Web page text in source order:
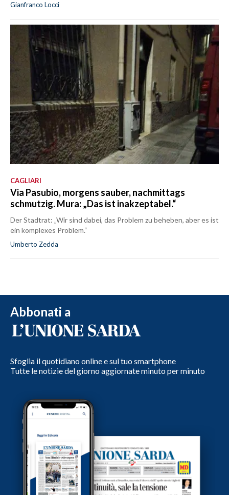
Gianfranco Locci
CAGLIARI
Via Pasubio, morgens sauber, nachmittags
schmutzig. Mura: „Das ist inakzeptabel.“
Der Stadtrat: „Wir sind dabei, das Problem zu beheben, aber es ist
ein komplexes Problem.“
Umberto Zedda
Abbonati a
Sfoglia il quotidiano online e sul tuo smartphone
Tutte le notizie del giorno aggiornate minuto per minuto